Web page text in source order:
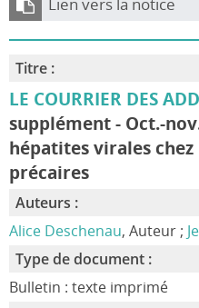
Titre :
LE COURRIER DES
supplément - Oct.-
hépatites virales
précaires
Auteurs :
Alice Deschenau, Auteur ;
Type de document :
Bulletin : texte imprimé